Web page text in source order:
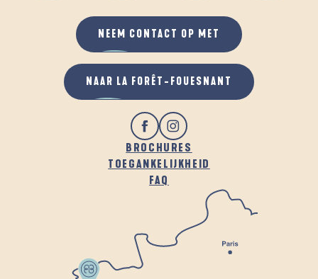
IN DE FRISSE LUCHT
BROCHURES
TOEGANKELIJKHEID
FAQ
NEEM CONTACT OP MET
NAAR LA FORÊT-FOUESNANT